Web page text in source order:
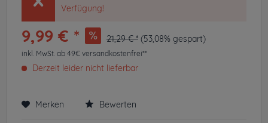
Verfügung!
9,99 € * 21,29 € * (53,08% gespart)
inkl. MwSt. ab 49€ versandkostenfrei**
Derzeit leider nicht lieferbar
Merken Bewerten